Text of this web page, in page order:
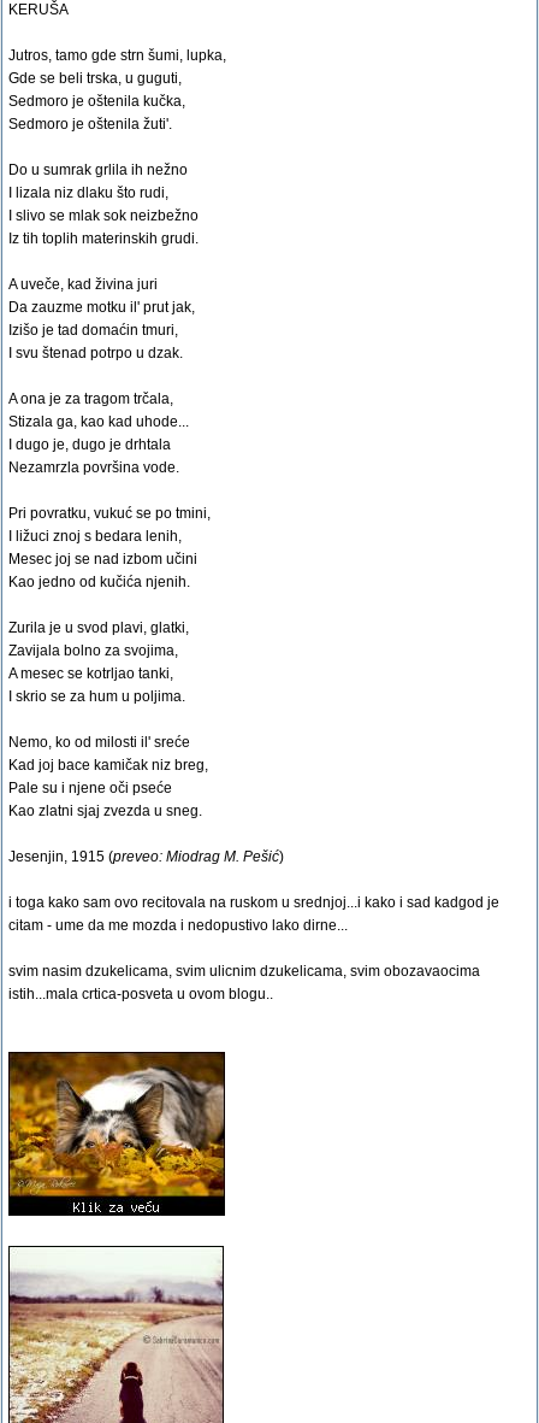
KERUŠA
Jutros, tamo gde strn šumi, lupka,
Gde se beli trska, u guguti,
Sedmoro je oštenila kučka,
Sedmoro je oštenila žuti'.
Do u sumrak grlila ih nežno
I lizala niz dlaku što rudi,
I slivo se mlak sok neizbežno
Iz tih toplih materinskih grudi.
A uveče, kad živina juri
Da zauzme motku il' prut jak,
Izišo je tad domaćin tmuri,
I svu štenad potrpo u dzak.
A ona je za tragom trčala,
Stizala ga, kao kad uhode...
I dugo je, dugo je drhtala
Nezamrzla površina vode.
Pri povratku, vukuć se po tmini,
I ližuci znoj s bedara lenih,
Mesec joj se nad izbom učini
Kao jedno od kučića njenih.
Zurila je u svod plavi, glatki,
Zavijala bolno za svojima,
A mesec se kotrljao tanki,
I skrio se za hum u poljima.
Nemo, ko od milosti il' sreće
Kad joj bace kamičak niz breg,
Pale su i njene oči pseće
Kao zlatni sjaj zvezda u sneg.
Jesenjin, 1915 (preveo: Miodrag M. Pešić)
i toga kako sam ovo recitovala na ruskom u srednjoj...i kako i sad kadgod je
citam - ume da me mozda i nedopustivo lako dirne...
svim nasim dzukelicama, svim ulicnim dzukelicama, svim obozavaocima
istih...mala crtica-posveta u ovom blogu..